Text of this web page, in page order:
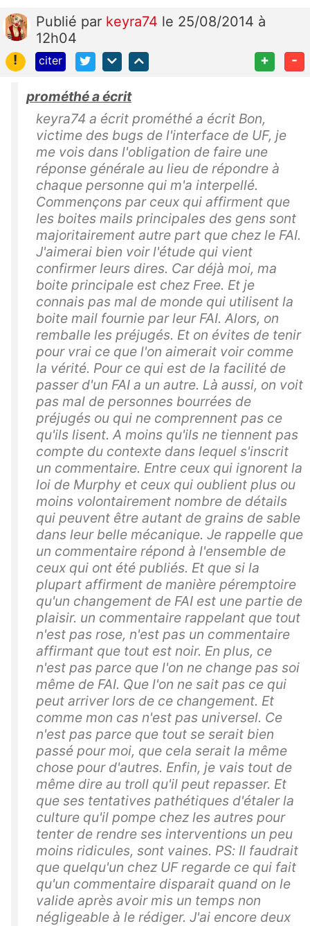
Publié par keyra74 le 25/08/2014 à
12h04
!
citer + -
prométhé a écrit
keyra74 a écrit prométhé a écrit Bon,
victime des bugs de l'interface de UF, je
me vois dans l'obligation de faire une
réponse générale au lieu de répondre à
chaque personne qui m'a interpellé.
Commençons par ceux qui affirment que
les boites mails principales des gens sont
majoritairement autre part que chez le FAI.
J'aimerai bien voir l'étude qui vient
confirmer leurs dires. Car déjà moi, ma
boite principale est chez Free. Et je
connais pas mal de monde qui utilisent la
boite mail fournie par leur FAI. Alors, on
remballe les préjugés. Et on évites de tenir
pour vrai ce que l'on aimerait voir comme
la vérité. Pour ce qui est de la facilité de
passer d'un FAI a un autre. Là aussi, on voit
pas mal de personnes bourrées de
préjugés ou qui ne comprennent pas ce
qu'ils lisent. A moins qu'ils ne tiennent pas
compte du contexte dans lequel s'inscrit
un commentaire. Entre ceux qui ignorent la
loi de Murphy et ceux qui oublient plus ou
moins volontairement nombre de détails
qui peuvent être autant de grains de sable
dans leur belle mécanique. Je rappelle que
un commentaire répond à l'ensemble de
ceux qui ont été publiés. Et que si la
plupart affirment de manière péremptoire
qu'un changement de FAI est une partie de
plaisir. un commentaire rappelant que tout
n'est pas rose, n'est pas un commentaire
affirmant que tout est noir. En plus, ce
n'est pas parce que l'on ne change pas soi
même de FAI. Que l'on ne sait pas ce qui
peut arriver lors de ce changement. Et
comme mon cas n'est pas universel. Ce
n'est pas parce que tout se serait bien
passé pour moi, que cela serait la même
chose pour d'autres. Enfin, je vais tout de
même dire au troll qu'il peut repasser. Et
que ses tentatives pathétiques d'étaler la
culture qu'il pompe chez les autres pour
tenter de rendre ses interventions un peu
moins ridicules, sont vaines. PS: Il faudrait
que quelqu'un chez UF regarde ce qui fait
qu'un commentaire disparait quand on le
valide après avoir mis un temps non
négligeable à le rédiger. J'ai encore deux